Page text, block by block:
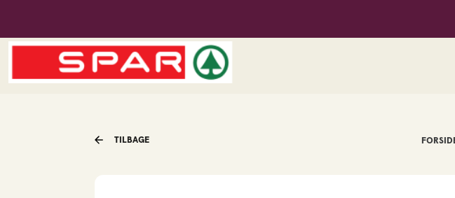
Spar Agerskov
TILBAGE